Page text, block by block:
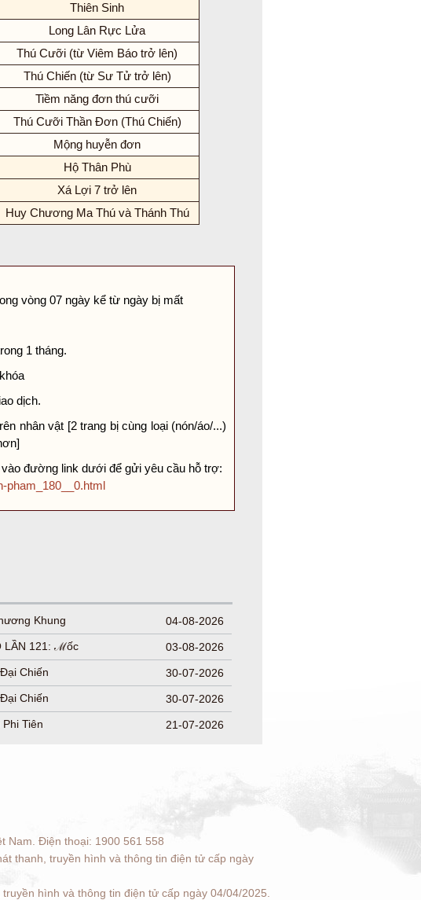
Thiên Sinh
Long Lân Rực Lửa
Thú Cưỡi (từ Viêm Báo trở lên)
Thú Chiến (từ Sư Tử trở lên)
Tiềm năng đơn thú cưỡi
Thú Cưỡi Thần Đơn (Thú Chiến)
Mộng huyễn đơn
Hộ Thân Phù
Xá Lợi 7 trở lên
Huy Chương Ma Thú và Thánh Thú
vòng 07 ngày kể từ ngày bị mất
1 tháng.
dịch.
nhân vật [2 trang bị cùng loại (nón/áo/...)
đường link dưới để gửi yêu cầu hỗ trợ:
pham_180__0.html
04-08-2026
Khung
03-08-2026
LẦN 121: ℳốc
30-07-2026
Chiến
30-07-2026
Chiến
21-07-2026
Tiên
Nam. Điện thoại: 1900 561 558
thanh, truyền hình và thông tin điện tử cấp ngày
hình và thông tin điện tử cấp ngày 04/04/2025.